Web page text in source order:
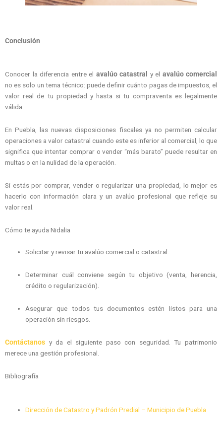
Conclusión
Conocer la diferencia entre el avalúo catastral y el avalúo comercial
no es solo un tema técnico: puede definir cuánto pagas de impuestos, el
valor real de tu propiedad y hasta si tu compraventa es legalmente
válida.
En Puebla, las nuevas disposiciones fiscales ya no permiten calcular
operaciones a valor catastral cuando este es inferior al comercial, lo que
significa que intentar comprar o vender “más barato” puede resultar en
multas o en la nulidad de la operación.
Si estás por comprar, vender o regularizar una propiedad, lo mejor es
hacerlo con información clara y un avalúo profesional que refleje su
valor real.
Cómo te ayuda Nidalia
Solicitar y revisar tu avalúo comercial o catastral.
Determinar cuál conviene según tu objetivo (venta, herencia,
crédito o regularización).
Asegurar que todos tus documentos estén listos para una
operación sin riesgos.
Contáctanos y da el siguiente paso con seguridad. Tu patrimonio
merece una gestión profesional.
Bibliografía
Dirección de Catastro y Padrón Predial – Municipio de Puebla